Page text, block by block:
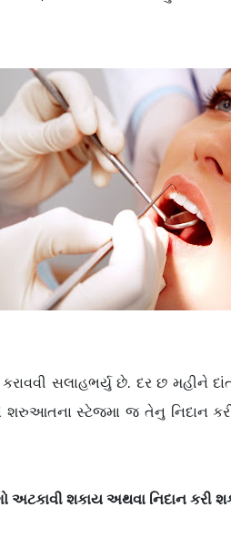
સલાહભર્યુ છે. દર છ મહીને
સ્ટેજમા જ તેનુ નિદાન
અટકાવી શકાય અથવા નિદાન કરી